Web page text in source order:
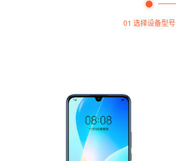
01 选择设备型号